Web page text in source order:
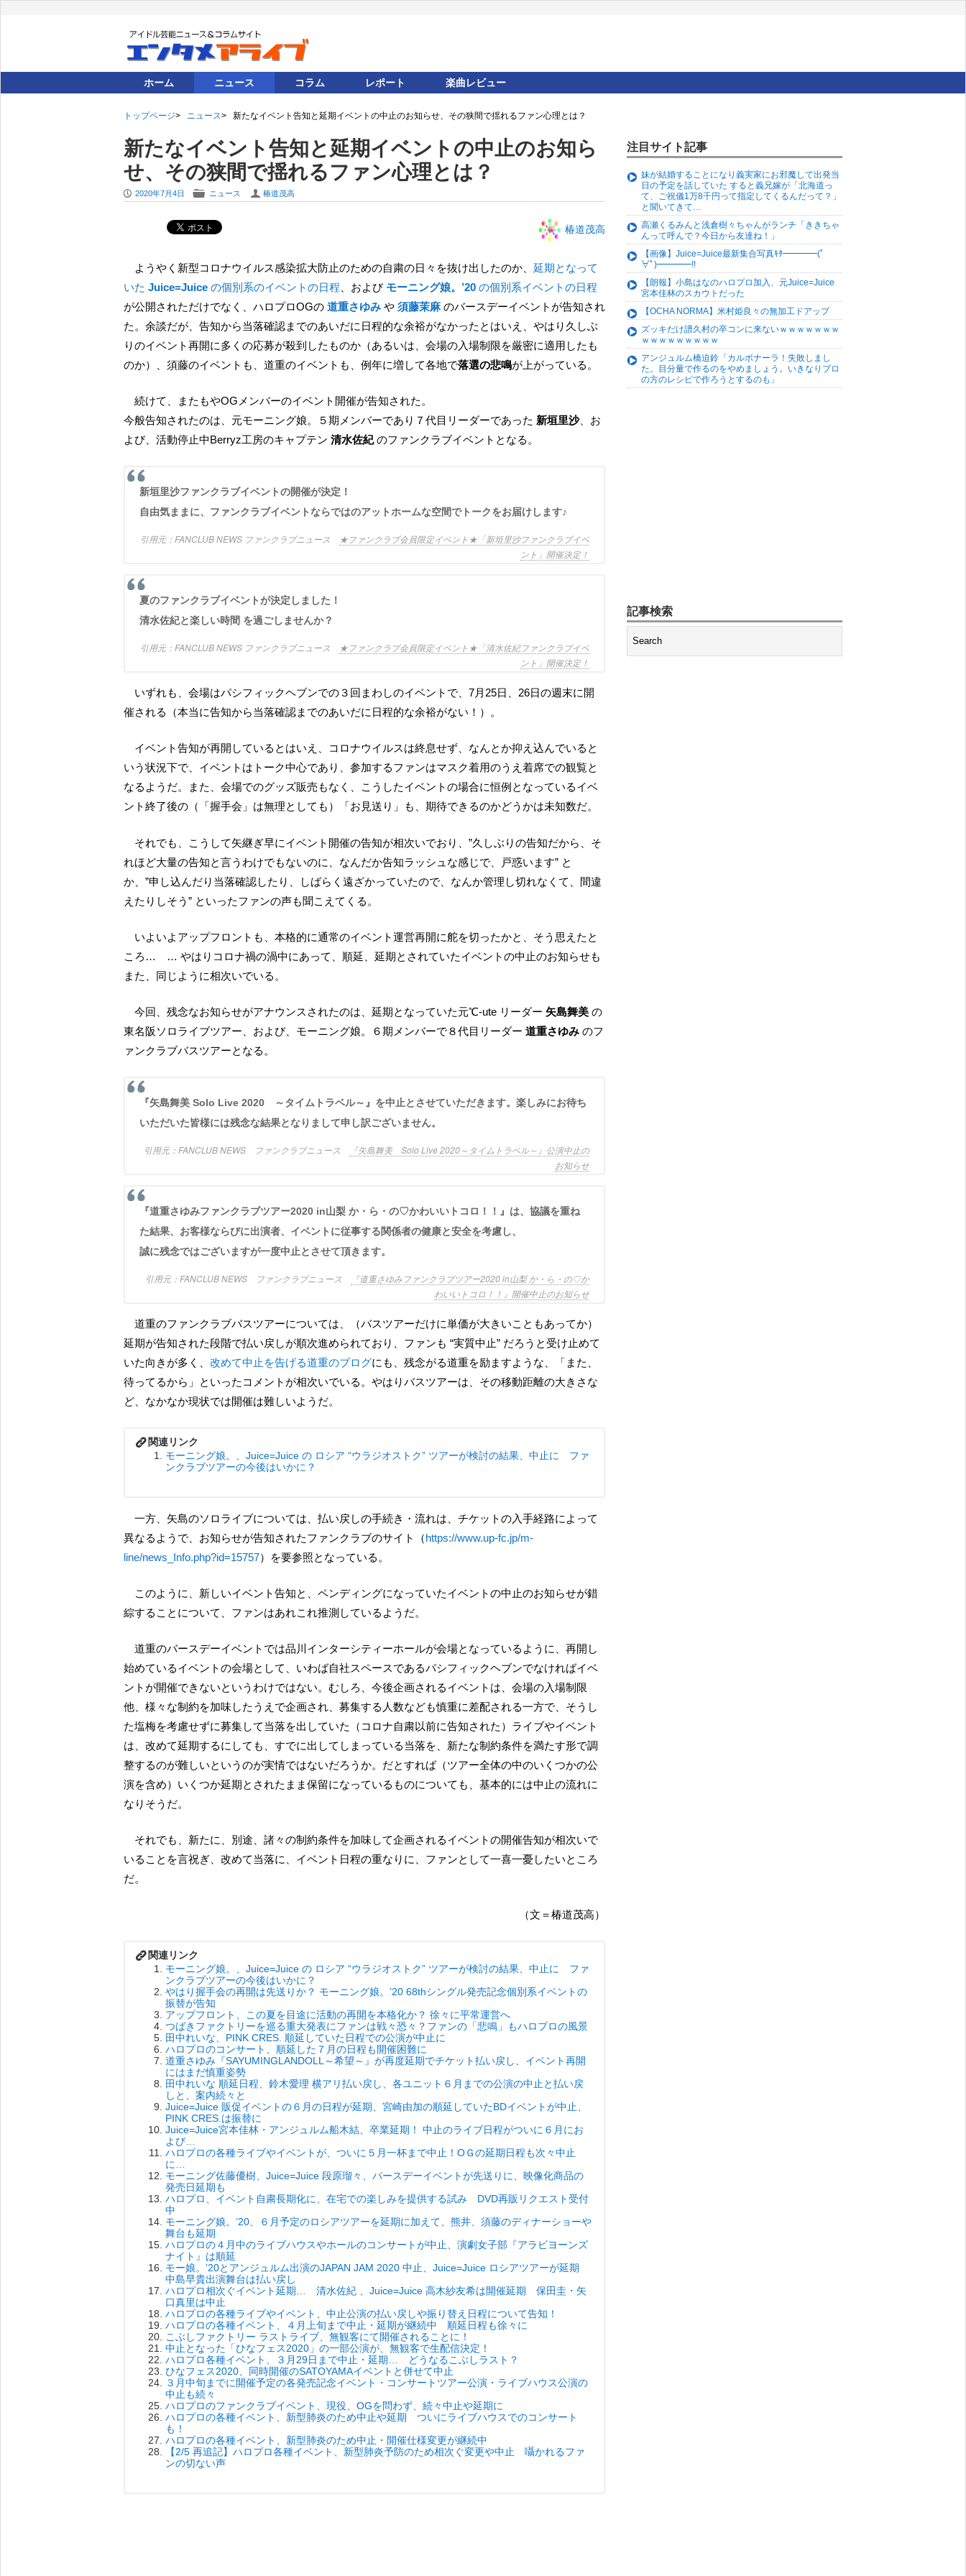
ホーム ニュース コラム レポート 楽曲レビュー
トップページ ニュース 新たなイベント告知と延期イベントの中止のお知らせ、その狭間で揺れるファン心理とは？
新たなイベント告知と延期イベントの中止のお知ら
せ、その狭間で揺れるファン心理とは？
P 2020年7月4日 F ニュース U 椿道茂高
椿道茂高
ようやく新型コロナウイルス感染拡大防止のための自粛の日々を抜け出したのか、延期となって
いた Juice=Juice の個別系のイベントの日程 、および モーニング娘。’20 の個別系イベントの日程
が公開されただけでなく、ハロプロOGの 道重さゆみ や 須藤茉麻のバースデーイベントが告知され
た。余談だが、告知から当落確認までのあいだに日程的な余裕がなかったとはいえ、やはり久しぶ
りのイベント再開に多くの応募が殺到したものか（あるいは、会場の入場制限を厳密に適用したも
のか）、須藤のイベントも、道重のイベントも、例年に増して各地で落選の悲鳴が上がっている。
続けて、またもやOGメンバーのイベント開催が告知された。
今般告知されたのは、元モーニング娘。５期メンバーであり７代目リーダーであった 新垣里沙、お
よび、活動停止中Berryz工房のキャプテン 清水佐紀のファンクラブイベントとなる。
新垣里沙ファンクラブイベントの開催が決定！
自由気ままに、ファンクラブイベントならではのアットホームな空間でトークをお届けします♪
FANCLUB NEWS ファンクラブニュース
★ファンクラブ会員限定イベント★「新垣里沙ファンクラブイベ
ント」開催決定！
夏のファンクラブイベントが決定しました！
清水佐紀と楽しい時間 を過ごしませんか？
FANCLUB NEWS ファンクラブニュース
★ファンクラブ会員限定イベント★「清水佐紀ファンクラブイベ
ント」開催決定！
いずれも、会場はパシフィックヘブンでの３回まわしのイベントで、7月25日、26日の週末に開
催される（本当に告知から当落確認までのあいだに日程的な余裕がない！）。
イベント告知が再開しているとはいえ、コロナウイルスは終息せず、なんとか抑え込んでいると
いう状況下で、イベントはトーク中心であり、参加するファンはマスク着用のうえ着席での観覧と
なるようだ。また、会場でのグッズ販売もなく、こうしたイベントの場合に恒例となっているイベ
ント終了後の（「握手会」は無理としても）「お見送り」も、期待できるのかどうかは未知数だ。
それでも、こうして矢継ぎ早にイベント開催の告知が相次いでおり、”久しぶりの告知だから、そ
れほど大量の告知と言うわけでもないのに、なんだか告知ラッシュな感じで、戸惑います” と
か、”申し込んだり当落確認したり、しばらく遠ざかっていたので、なんか管理し切れなくて、間違
えたりしそう” といったファンの声も聞こえてくる。
いよいよアップフロントも、本格的に通常のイベント運営再開に舵を切ったかと、そう思えたと
ころ… … やはりコロナ禍の渦中にあって、順延、延期とされていたイベントの中止のお知らせも
また、同じように相次いでいる。
今回、残念なお知らせがアナウンスされたのは、延期となっていた元℃-ute リーダー 矢島舞美 の
東名阪ソロライブツアー、および、モーニング娘。６期メンバーで８代目リーダー 道重さゆみ のフ
ァンクラブバスツアーとなる。
『矢島舞美 Solo Live 2020 ～タイムトラベル～』を中止とさせていただきます。楽しみにお待ち
いただいた皆様には残念な結果となりまして申し訳ございません。
FANCLUB NEWS ファンクラブニュース
『矢島舞美 Solo Live 2020～タイムトラベル～』公演中止の
お知らせ
『道重さゆみファンクラブツアー2020 in山梨 か・ら・の♡かわいいトコロ！！』は、協議を重ね
た結果、お客様ならびに出演者、イベントに従事する関係者の健康と安全を考慮し、
誠に残念ではございますが一度中止とさせて頂きます。
FANCLUB NEWS ファンクラブニュース
『道重さゆみファンクラブツアー2020 in山梨 か・ら・の♡か
わいいトコロ！！』開催中止のお知らせ
道重のファンクラブバスツアーについては、（バスツアーだけに単価が大きいこともあってか）
延期が告知された段階で払い戻しが順次進められており、ファンも “実質中止” だろうと受け止めて
いた向きが多く、 改めて中止を告げる道重のブログにも、残念がる道重を励ますような、「また、
待ってるから」といったコメントが相次いでいる。やはりバスツアーは、その移動距離の大きさな
ど、なかなか現状では開催は難しいようだ。
モーニング娘。、Juice=Juice の ロシア “ウラジオストク” ツアーが検討の結果、中止に ファ
ンクラブツアーの今後はいかに？
一方、矢島のソロライブについては、払い戻しの手続き・流れは、チケットの入手経路によって
異なるようで、お知らせが告知されたファンクラブのサイト（https://www.up-fc.jp/m-
line/news_Info.php?id=15757）を要参照となっている。
このように、新しいイベント告知と、ペンディングになっていたイベントの中止のお知らせが錯
綜することについて、ファンはあれこれ推測しているようだ。
道重のバースデーイベントでは品川インターシティーホールが会場となっているように、再開し
始めているイベントの会場として、いわば自社スペースであるパシフィックヘブンでなければイベ
ントが開催できないというわけではない。むしろ、今後企画されるイベントは、会場の入場制限
他、様々な制約を加味したうえで企画され、募集する人数なども慎重に差配される一方で、そうし
た塩梅を考慮せずに募集して当落を出していた（コロナ自粛以前に告知された）ライブやイベント
は、改めて延期するにしても、すでに出してしまっている当落を、新たな制約条件を満たす形で調
整するのが難しいというのが実情ではないだろうか。だとすれば（ツアー全体の中のいくつかの公
演を含め）いくつか延期とされたまま保留になっているものについても、基本的には中止の流れに
なりそうだ。
それでも、新たに、別途、諸々の制約条件を加味して企画されるイベントの開催告知が相次いで
いることを言祝ぎ、改めて当落に、イベント日程の重なりに、ファンとして一喜一憂したいところ
だ。
（文＝椿道茂高）
モーニング娘。、Juice=Juice の ロシア “ウラジオストク” ツアーが検討の結果、中止に ファ
ンクラブツアーの今後はいかに？
やはり握手会の再開は先送りか？ モーニング娘。’20 68thシングル発売記念個別系イベントの
振替が告知
アップフロント、この夏を目途に活動の再開を本格化か？ 徐々に平常運営へ
つばきファクトリーを巡る重大発表にファンは戦々恐々？ファンの「悲鳴」もハロプロの風景
田中れいな、PINK CRES. 順延していた日程での公演が中止に
ハロプロのコンサート、順延した７月の日程も開催困難に
道重さゆみ『SAYUMINGLANDOLL～希望～』が再度延期でチケット払い戻し、イベント再開
にはまだ慎重姿勢
田中れいな 順延日程、鈴木愛理 横アリ払い戻し、各ユニット６月までの公演の中止と払い戻
しと、案内続々と
Juice=Juice 販促イベントの６月の日程が延期、宮崎由加の順延していたBDイベントが中止、
PINK CRES.は振替に
Juice=Juice宮本佳林・アンジュルム船木結、卒業延期！ 中止のライブ日程がついに６月にお
よび…
ハロプロの各種ライブやイベントが、ついに５月一杯まで中止！OＧの延期日程も次々中止
に…
モーニング佐藤優樹、Juice=Juice 段原瑠々、バースデーイベントが先送りに、映像化商品の
発売日延期も
ハロプロ、イベント自粛長期化に、在宅での楽しみを提供する試み DVD再販リクエスト受付
中
モーニング娘。’20、６月予定のロシアツアーを延期に加えて、熊井、須藤のディナーショーや
舞台も延期
ハロプロの４月中のライブハウスやホールのコンサートが中止、演劇女子部『アラビヨーンズ
ナイト』は順延
モー娘。’20とアンジュルム出演のJAPAN JAM 2020 中止、Juice=Juice ロシアツアーが延期
中島早貴出演舞台は払い戻し
ハロプロ相次ぐイベント延期… 清水佐紀 、Juice=Juice 高木紗友希は開催延期 保田圭・矢
口真里は中止
ハロプロの各種ライブやイベント、中止公演の払い戻しや振り替え日程について告知！
ハロプロの各種イベント、４月上旬まで中止・延期が継続中 順延日程も徐々に
こぶしファクトリー ラストライブ、無観客にて開催されることに！
中止となった「ひなフェス2020」の一部公演が、無観客で生配信決定！
ハロプロ各種イベント、３月29日まで中止・延期… どうなるこぶしラスト？
ひなフェス2020、同時開催のSATOYAMAイベントと併せて中止
３月中旬までに開催予定の各発売記念イベント・コンサートツアー公演・ライブハウス公演の
中止も続々
ハロプロのファンクラブイベント、現役、OGを問わず、続々中止や延期に
ハロプロの各種イベント、新型肺炎のため中止や延期 ついにライブハウスでのコンサート
も！
ハロプロの各種イベント、新型肺炎のため中止・開催仕様変更が継続中
【2/5 再追記】ハロプロ各種イベント、新型肺炎予防のため相次ぐ変更や中止 囁かれるファ
ンの切ない声
注目サイト記事
妹が結婚することになり義実家にお邪魔して出発当
日の予定を話していた すると義兄嫁が「北海道っ
て、ご祝儀1万8千円って指定してくるんだって？」
と聞いてきて…
高瀬くるみんと浅倉樹々ちゃんがランチ「ききちゃ
んって呼んで？今日から友達ね！」
【画像】Juice=Juice最新集合写真ｷﾀ━━━━(ﾟ
∀ﾟ)━━━━!!
【朗報】小島はなのハロプロ加入、元Juice=Juice
宮本佳林のスカウトだった
【OCHA NORMA】米村姫良々の無加工ドアップ
ズッキだけ譜久村の卒コンに来ないｗｗｗｗｗｗｗ
ｗｗｗｗｗｗｗｗｗ
アンジュルム橋迫鈴「カルボナーラ！失敗しまし
た。目分量で作るのをやめましょう。いきなりプロ
の方のレシピで作ろうとするのも」
記事検索